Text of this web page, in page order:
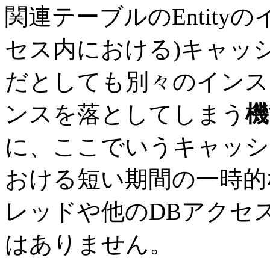
関連テーブルのEntityの
セス内における)キャッ
だとしても別々のイン
ンスを落としてしまう
に、ここでいうキャッ
おける短い期間の一時
レッドや他のDBアクセ
はありません。